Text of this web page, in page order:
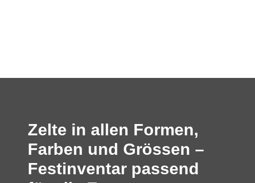
Zelte in allen Formen,
Farben und Grössen –
Festinventar passend